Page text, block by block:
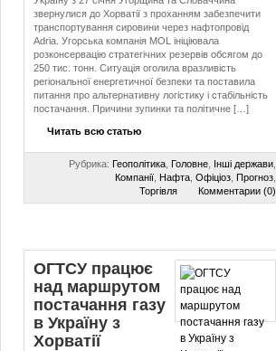
звернулися до Хорватії з проханням забезпечити
транспортування сировини через нафтопровід
Adria. Угорська компанія MOL ініціювала
розконсервацію стратегічних резервів обсягом до
250 тис. тонн. Ситуація оголила вразливість
регіональної енергетичної безпеки та поставила
питання про альтернативну логістику і стабільність
постачання. Причини зупинки та політичне […]
Читать всю статью
Рубрика: Геополітика Головне Інші держави
Компанії Нафта Офіціоз Прогноз
Торгівля
Комментарии (0)
ОГТСУ працює
над маршрутом
постачання газу
в Україну з
Хорватії